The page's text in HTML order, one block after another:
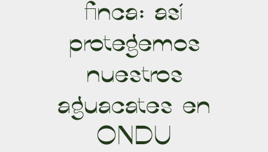
finca: así
protegemos
nuestros
aguacates en
ONDU